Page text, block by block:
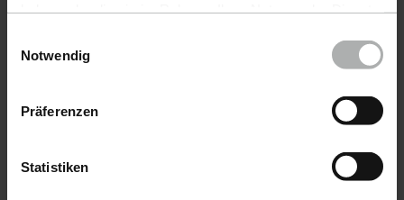
Einstellungen zu den Cookies finden Sie unter
Notwendig
Präferenzen
Statistiken
Enviar muestra de color
Service